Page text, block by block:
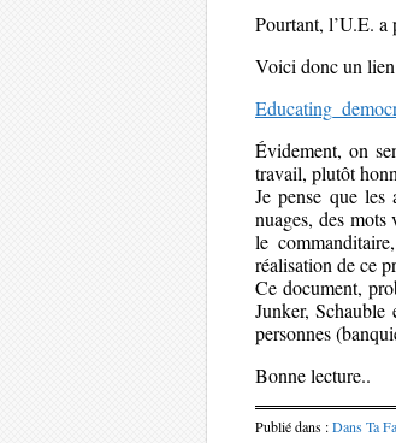
Pourtant, l’U.E. a
Voici donc un
Évidement, on
travail, plutôt
Je pense que les
nuages, des
le
réalisation de ce
Ce document,
Junker, Schauble
personnes
Bonne lecture..
Publié dans :Dans Ta